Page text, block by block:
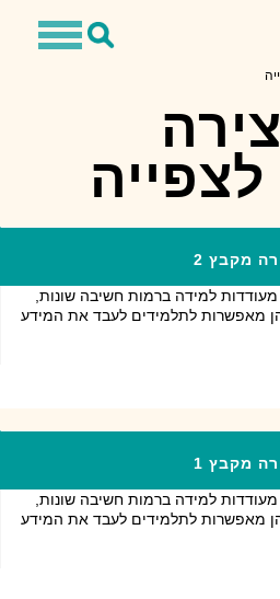
Toggle
Toggle
מקבץ 2
למידה ברמות חשיבה שונות,
הן מאפשרות לתלמידים לעבד את המידע
מקבץ 1
למידה ברמות חשיבה שונות,
הן מאפשרות לתלמידים לעבד את המידע